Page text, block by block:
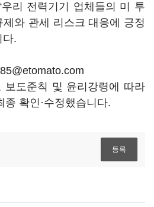
리 전력기기 업체들의 미 투
와 관세 리스크 대응에 긍정
다.
보도준칙 및 윤리강령에 따라
확인·수정했습니다.